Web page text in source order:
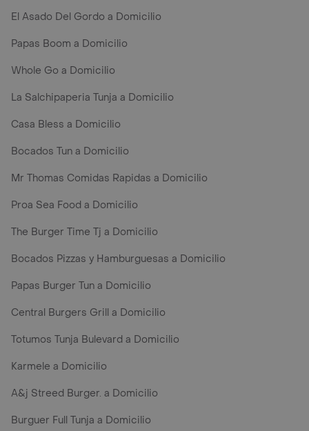
El Asado Del Gordo a Domicilio
Papas Boom a Domicilio
Whole Go a Domicilio
La Salchipaperia Tunja a Domicilio
Casa Bless a Domicilio
Bocados Tun a Domicilio
Mr Thomas Comidas Rapidas a Domicilio
Proa Sea Food a Domicilio
The Burger Time Tj a Domicilio
Bocados Pizzas y Hamburguesas a Domicilio
Papas Burger Tun a Domicilio
Central Burgers Grill a Domicilio
Totumos Tunja Bulevard a Domicilio
Karmele a Domicilio
A&j Streed Burger. a Domicilio
Burguer Full Tunja a Domicilio